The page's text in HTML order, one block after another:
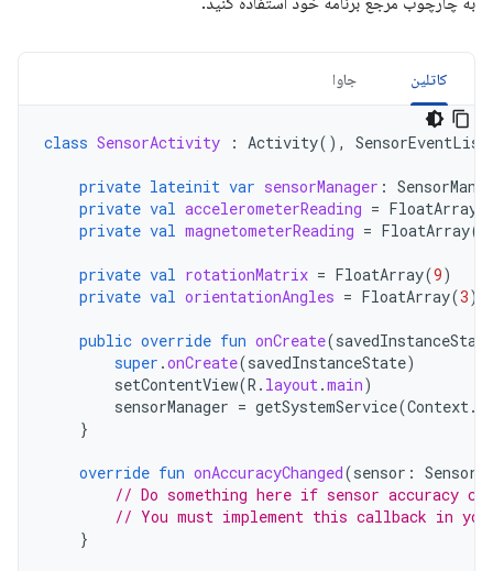
کاتلین جاوا
class SensorActivity : Activity(),
private lateinit var sensorManager :
private val accelerometerReading = FloatArray
private val magnetometerReading = FloatArray(
private val rotationMatrix = FloatArray(9)
private val orientationAngles = FloatArray(3)
public override fun onCreate(savedInstanceState
super .onCreate(savedInstanceState)
setContentView(R . layout.main)
sensorManager = getSystemService(Context.
}
override fun onAccuracyChanged(sensor : Sensor
// Do something here if sensor accuracy
// You must implement this callback in
}